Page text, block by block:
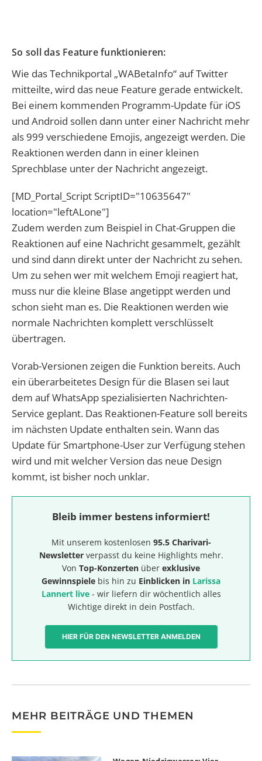
So soll das Feature funktionieren:
Wie das Technikportal „WABetaInfo“ auf Twitter
mitteilte, wird das neue Feature gerade entwickelt.
Bei einem kommenden Programm-Update für iOS
und Android sollen dann unter einer Nachricht mehr
als 999 verschiedene Emojis, angezeigt werden. Die
Reaktionen werden dann in einer kleinen
Sprechblase unter der Nachricht angezeigt.
[MD_Portal_Script ScriptID="10635647"
location="leftALone"]
Zudem werden zum Beispiel in Chat-Gruppen die
Reaktionen auf eine Nachricht gesammelt, gezählt
und sind dann direkt unter der Nachricht zu sehen.
Um zu sehen wer mit welchem Emoji reagiert hat,
muss nur die kleine Blase angetippt werden und
schon sieht man es. Die Reaktionen werden wie
normale Nachrichten komplett verschlüsselt
übertragen.
Vorab-Versionen zeigen die Funktion bereits. Auch
ein überarbeitetes Design für die Blasen sei laut
dem auf WhatsApp spezialisierten Nachrichten-
Service geplant. Das Reaktionen-Feature soll bereits
im nächsten Update enthalten sein. Wann das
Update für Smartphone-User zur Verfügung stehen
wird und mit welcher Version das neue Design
kommt, ist bisher noch unklar.
Bleib immer bestens informiert!
Mit unserem kostenlosen 95.5 Charivari-
Newsletterverpasst du keine Highlights mehr.
Von Top-Konzerten über exklusive
Gewinnspiele bis hin zu Einblicken in Larissa
Lannert live- wir liefern dir wöchentlich alles
Wichtige direkt in dein Postfach.
HIER FÜR DEN NEWSLETTER ANMELDEN
MEHR BEITRÄGE UND THEMEN